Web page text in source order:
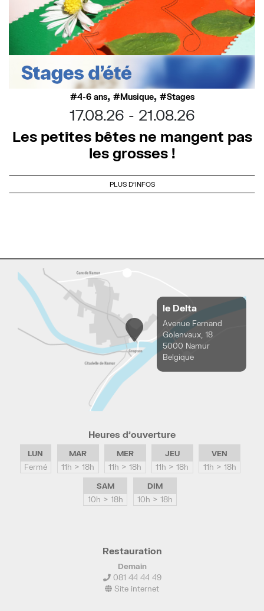
4-6 ans, Musique, Stages
17.08.26
21.08.26
Les petites bêtes ne mangent pas
les grosses !
PLUS D'INFOS
le Delta
Avenue Fernand
Golenvaux, 18
5000 Namur
Belgique
Heures d’ouverture
LUN
Fermé
MAR
11h > 18h
MER
11h > 18h
JEU
11h > 18h
VEN
11h > 18h
SAM
10h > 18h
DIM
10h > 18h
Restauration
Demain
081 44 44 49
Site internet